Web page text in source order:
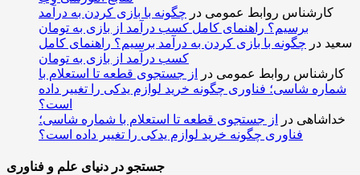
کارشناس روابط عمومی در چگونه با بازی کردن به درآمد
برسیم؟ راهنمای کامل کسب درآمد از بازی به تومان
سعید در چگونه با بازی کردن به درآمد برسیم؟ راهنمای کامل
کسب درآمد از بازی به تومان
کارشناس روابط عمومی در
از جستجوی قطعه تا استعلام با
شماره شاسی؛ فناوری چگونه خرید لوازم یدکی را تغییر داده
است؟
خداشاهی در
از جستجوی قطعه تا استعلام با شماره شاسی؛
فناوری چگونه خرید لوازم یدکی را تغییر داده است؟
جستجو در دنیای علم و فناوری